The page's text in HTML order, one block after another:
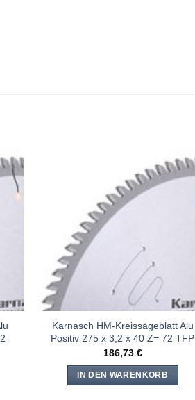
Karnasch HM-Kreissägeblatt Alu
Positiv 275 x 3,2 x 40 Z= 72 TFP
186,73 €
IN DEN WARENKORB